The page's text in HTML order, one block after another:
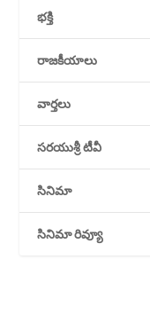
భక్తి
రాజకీయాలు
వార్తలు
సరయుశ్రీ టీవీ
సినిమా
సినిమా రివ్యూ